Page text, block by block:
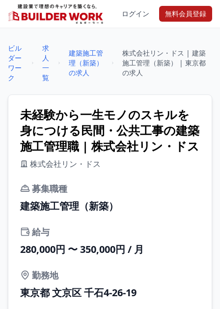
ログイン 無料会員登録
ビル
ダー
ワー
ク
求
人
一
覧
建築施工管
理（新築）
の求人
株式会社リン・ドス | 建築
施工管理（新築） | 東京都
の求人
未経験から一生モノのスキルを
身につける民間・公共工事の建築
施工管理職 | 株式会社リン・ドス
株式会社リン・ドス
募集職種
建築施工管理（新築）
給与
280,000円 〜 350,000円 / 月
勤務地
東京都 文京区 千石4-26-19